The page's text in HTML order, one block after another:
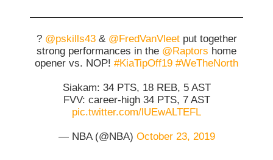
? @pskills43& @FredVanVleetput together
strong performances in the @Raptors home
opener vs. NOP! #KiaTipOff19 #WeTheNorth
Siakam: 34 PTS, 18 REB, 5 AST
FVV: career-high 34 PTS, 7 AST
pic.twitter.com/lUEwALTEFL
— NBA (@NBA) October 23, 2019